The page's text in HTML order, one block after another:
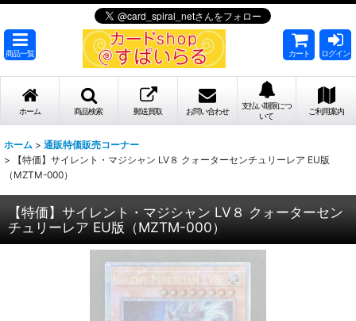
商品一覧 カート ログイン
ホーム 商品検索 郵送買取 お問い合わせ
支払い期限につ
いて
ご利用案内
ホーム > 通販特価販売コーナー
>
【特価】サイレント・マジシャン LV８ クォーターセンチュリーレア EU版
（MZTM-000）
【特価】サイレント・マジシャン LV８ クォーターセン
チュリーレア EU版（MZTM-000）